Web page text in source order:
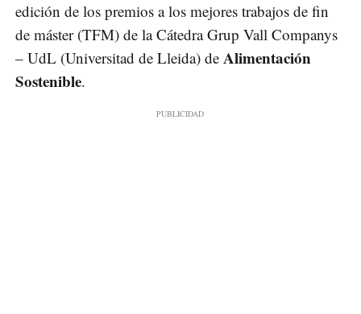
edición de los premios a los mejores trabajos de fin
de máster (TFM) de la Cátedra Grup Vall Companys
– UdL (Universitad de Lleida) de Alimentación
Sostenible.